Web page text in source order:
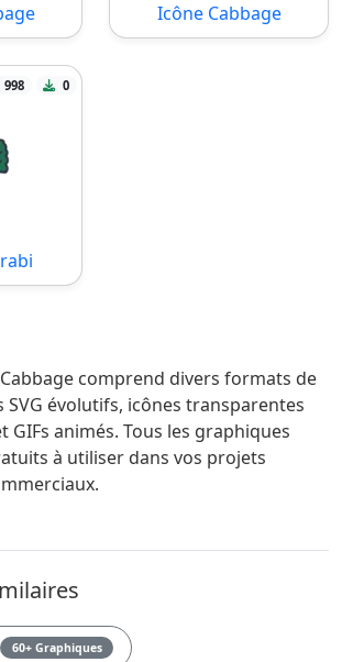
Icône Cabbage
998 0
comprend divers formats de
SVG évolutifs, icônes transparentes
GIFs animés. Tous les graphiques
à utiliser dans vos projets
60+ Graphiques